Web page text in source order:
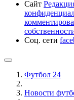
Сайт
Соц. сети
Футбол 24
Новости